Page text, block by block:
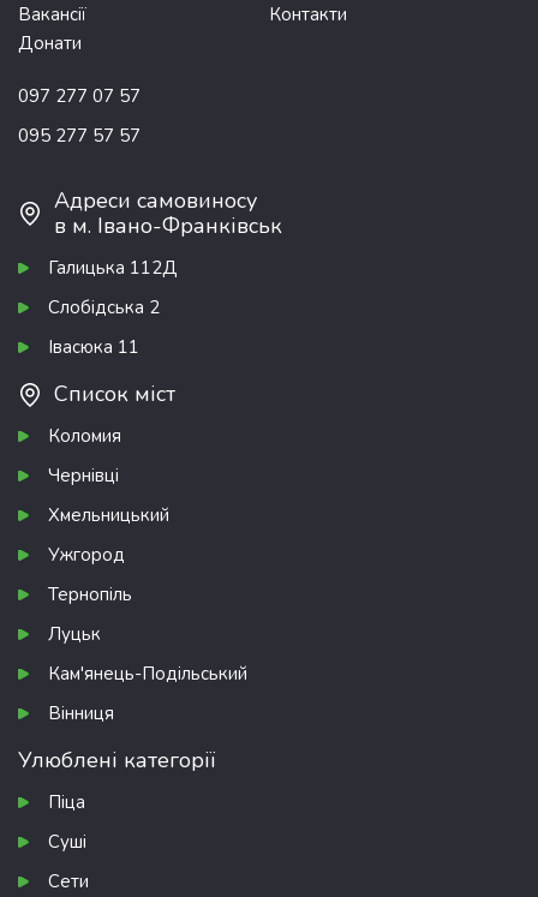
Вакансії
Контакти
Донати
097 277 07 57
095 277 57 57
Адреси самовиносу
в м. Івано-Франківськ
Галицька 112Д
Слобідська 2
Івасюка 11
Список міст
Коломия
Чернівці
Хмельницький
Ужгород
Тернопіль
Луцьк
Кам'янець-Подільський
Вінниця
Улюблені категорії
Піца
Суші
Сети